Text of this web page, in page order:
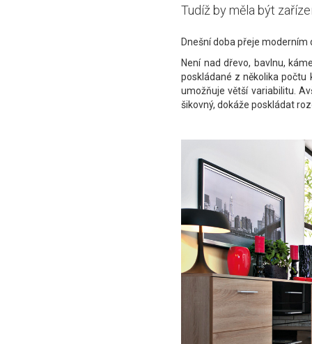
Tudíž by měla být
Dnešní doba přeje
Není nad dřevo, bavlnu,
poskládané z několika počtu
umožňuje větší variabilitu.
šikovný, dokáže poskládat